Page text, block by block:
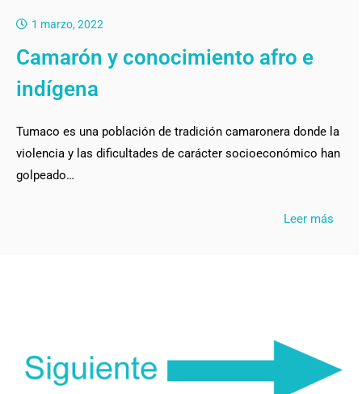
1 marzo, 2022
Camarón y conocimiento afro e
indígena
Tumaco es una población de tradición camaronera donde la
violencia y las dificultades de carácter socioeconómico han
golpeado…
Leer más